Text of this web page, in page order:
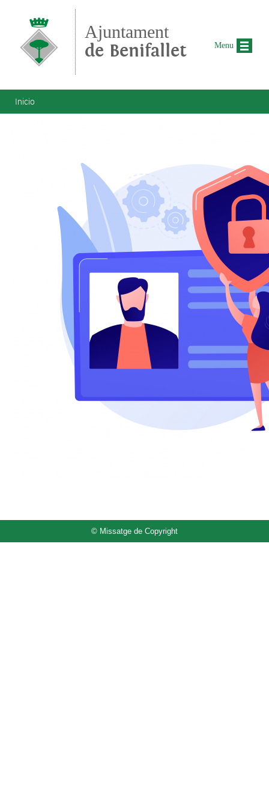
Ajuntament
de Benifallet
Se encuentra usted aquí
Inicio
© Missatge de Copyright
Menu